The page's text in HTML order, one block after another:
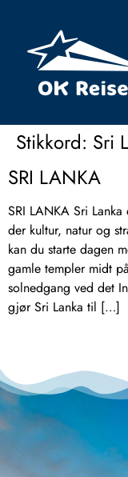
Stikkord: Sri
SRI LANKA
SRI LANKA Sri
der kultur, natur og
kan du starte dagen
gamle templer midt
solnedgang ved det
gjør Sri Lanka til […]